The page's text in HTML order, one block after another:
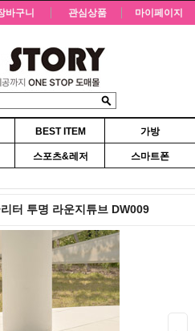
바구니 관심상품 마이페이지
BEST ITEM 가방
스포츠&레저 스마트폰
터 투명 라운지튜브 DW009